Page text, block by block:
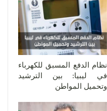
نظام الدفع المسبق للكهرباء
في ليبيا: بين الترشيد
وتحميل المواطن